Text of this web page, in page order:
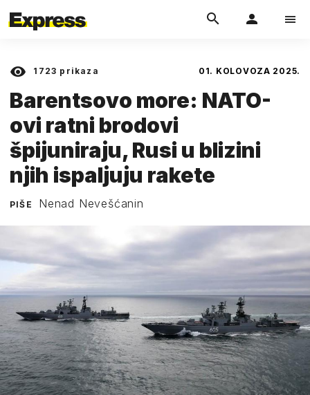
1723 prikaza 01. KOLOVOZA 2025.
Barentsovo more: NATO-
ovi ratni brodovi
špijuniraju, Rusi u blizini
njih ispaljuju rakete
PIŠE Nenad Nevešćanin